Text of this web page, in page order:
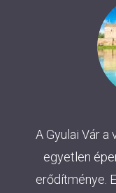
A Gyulai Vár a
egyetlen
erődítménye.